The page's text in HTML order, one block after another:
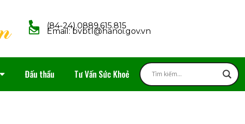
(84-24).0889.615.815
Email: bvbtl@hanoi.gov.vn
Đấu thầu Tư Vấn Sức Khoẻ